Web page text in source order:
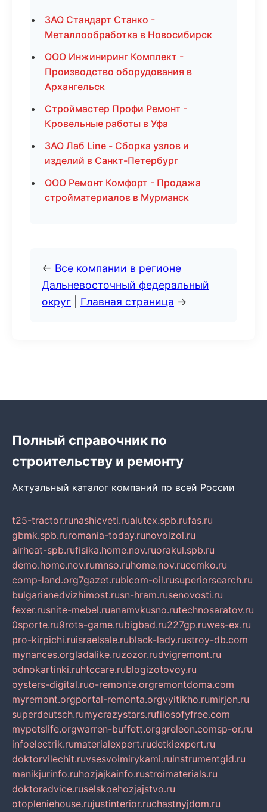
ЗАО Стандарт Станко -
Металлообработка в Новосибирск
ООО Инжиниринг Комплект -
Производство оборудования в
Архангельск
Строймастер Профи Ремонт -
Кровельные работы в Уфа
ЗАО Лаб Line - Сборка узлов и
изделий в Санкт-Петербург
ООО Ремонт Комфорт - Продажа
стройматериалов в Мурманск
← Все компании в регионе
Дальневосточный федеральный
округ
Главная страница →
Полный справочник по
строительству и ремонту
Актуальный каталог компаний по всей России
t25-tractor.runashicveti.rualutex.spb.rufas.ru
gbmk.spb.ruromania-today.runovoizol.ru
airheat-spb.rufisika.home.nov.ruorakul.spb.ru
demo.home.nov.rumnso.ruhome.nov.rucemko.ru
comp-land.org7gazet.rubicom-oil.rusuperiorsearch.ru
bulgarianedvizhimost.rusn-hram.rusenovosti.ru
fexer.rusnite-mebel.ruanamvkusno.rutechnosaratov.ru
0sporte.ru9rota-game.rubigbad.ru227gp.ruwes-ex.ru
pro-kirpichi.ruisraelsale.rublack-lady.rustroy-db.com
mynances.orgladalike.ruzozor.rudvigremont.ru
odnokartinki.ruhtccare.rublogizotovoy.ru
oysters-digital.ruo-remonte.orgremontdoma.com
myremont.orgportal-remonta.orgvyitikho.rumirjon.ru
superdeutsch.rumycrazystars.rufilosofyfree.com
mypetslife.orgwarren-buffett.orggreleon.comsp-or.ru
infoelectrik.rumaterialexpert.rudetkiexpert.ru
doktorvilechit.ruvsesvoimirykami.ruinstrumentgid.ru
manikjurinfo.ruhozjajkainfo.rustroimaterials.ru
doktoradvice.ruselskoehozjajstvo.ru
otopleniehouse.rujustinterior.ruchastnyjdom.ru